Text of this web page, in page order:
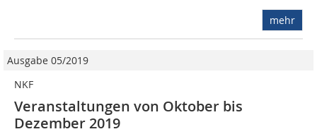
mehr
Ausgabe 05/2019
NKF
Veranstaltungen von Oktober bis
Dezember 2019